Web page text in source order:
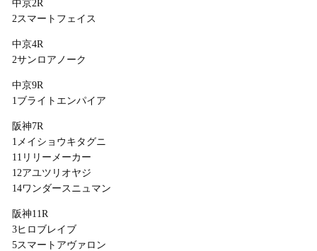
中京2R
2スマートフェイス
中京4R
2サンロアノーク
中京9R
1ブライトエンパイア
阪神7R
1メイショウキタグニ
11リリーメーカー
12アユツリオヤジ
14ワンダースニュマン
阪神11R
3ヒロブレイブ
5スマートアヴァロン